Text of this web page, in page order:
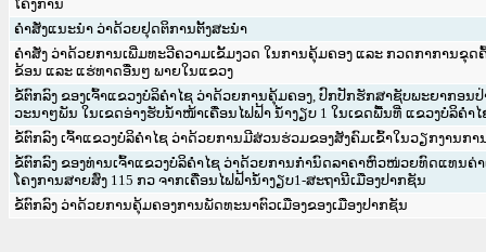
ໂຄງການ
ຄຳສັ່ງແນະນຳ ວ່າດ້ວຍຢຸດຕິການຕັ້ງສະນຳ
ຄຳສັ່ງ ວ່າດ້ວຍການເພີ່ມທະວີຄວາມເຂັ້ມງວດ ໃນການຄຸ້ມຄອງ ແລະ ກວດກາການຂຸດ
ຂ້ອນ ແລະ ແຮ່ທາດອື່ນໆ ພາຍໃນແຂວງ
ຂໍ້ຕົກລົງ ຂອງເຈົ້າແຂວງບໍລິຄໍາໄຊ ວ່າດ້ວຍການຄຸ້ມຄອງ, ປົກປັກຮັກສາຊັບພະຍາກອນປ່
ວະນາໆພັນ ໃນເຂດອ່າງຮັບນໍ້າໜ້າເຄື່ອນໄຟຟ້າ ນໍ້າງຽບ 1 ໃນເຂດພື້ນທີ່ ແຂວງບໍລິຄໍາໄ
ຂໍ້ຕົກລົງ ເຈົ້າແຂວງບໍລິຄໍາໄຊ ວ່າດ້ວຍການມີສ່ວນຮ່ວມຂອງສັງຄົມເຂົ້າໃນວຽກງານກາ
ຂໍ້ຕົກລົງ ຂອງທ່ານເຈົ້າແຂວງບໍລິຄໍາໄຊ ວ່າດ້ວຍການກໍານົດລາຄາຫົວໜ່ວຍທົດແທນຄ່
ໂຄງການສາຍສົ່ງ 115 ກວ ຈາກເຄື່ອນໄຟຟ້ານໍ້າງຽບ1-ສະຖານີເມືອງປາກຊັນ
ຂໍ້ຕົກລົງ ວ່າດ້ວຍການຄຸ້ມຄອງການພັດທະນາຕົວເມືອງຂອງເມືອງປາກຊັນ